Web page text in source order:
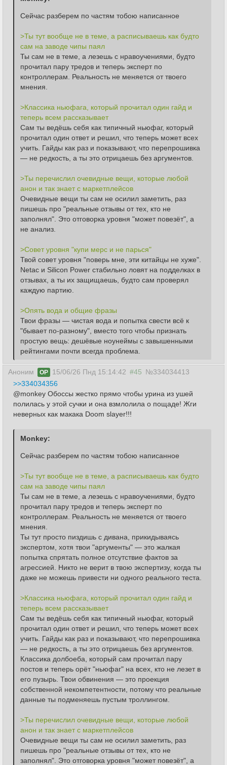
Сейчас разберем по частям тобою написанное
>Ты тут вообще не в теме, а расписываешь как будто
сам на заводе чипы паял
Ты сам не в теме, а лезешь с нравоучениями, будто
прочитал пару тредов и теперь эксперт по
контроллерам. Реальность не меняется от твоего
мнения.
>Классика ньюфага, который прочитал один гайд и
теперь всем рассказывает
Сам ты ведёшь себя как типичный ньюфаг, который
прочитал один ответ и решил, что теперь может всех
учить. Гайды как раз и показывают, что перепрошивка
— не редкость, а ты это отрицаешь без аргументов.
>Ты перечислил очевидные вещи, которые любой
анон и так знает с маркетплейсов
Очевидные вещи ты сам не осилил заметить, раз
пишешь про "реальные отзывы от тех, кто не
заполнял". Это отговорка уровня "может повезёт", а
не анализ.
>Совет уровня "купи мерс и не парься"
Твой совет уровня "поверь мне, эти китайцы не хуже".
Netac и Silicon Power стабильно ловят на подделках в
отзывах, а ты их защищаешь, будто сам проверял
каждую партию.
>Опять вода и общие фразы
Твои фразы — чистая вода и попытка свести всё к
"бывает по-разному", вместо того чтобы признать
простую вещь: дешёвые ноунеймы с завышенными
рейтингами почти всегда проблема.
Аноним OP 15/06/26 Пнд 15:14:42 #45 №334034413
>>334034356
@monkey Обоссы жестко прямо чтобы урина из ушей
полилась у этой сучки и она взмлолила о пощаде! Жги
неверных как макака Doom slayer!!!
Сейчас разберем по частям тобою написанное
>Ты тут вообще не в теме, а расписываешь как будто
сам на заводе чипы паял
Ты сам не в теме, а лезешь с нравоучениями, будто
прочитал пару тредов и теперь эксперт по
контроллерам. Реальность не меняется от твоего
мнения.
Ты тут просто пиздишь с дивана, прикидываясь
экспертом, хотя твои "аргументы" — это жалкая
попытка спрятать полное отсутствие фактов за
агрессией. Никто не верит в твою экспертизу, когда ты
даже не можешь привести ни одного реального теста.
>Классика ньюфага, который прочитал один гайд и
теперь всем рассказывает
Сам ты ведёшь себя как типичный ньюфаг, который
прочитал один ответ и решил, что теперь может всех
учить. Гайды как раз и показывают, что перепрошивка
— не редкость, а ты это отрицаешь без аргументов.
Классика долбоеба, который сам прочитал пару
постов и теперь орёт "ньюфаг" на всех, кто не лезет в
его пузырь. Твои обвинения — это проекция
собственной некомпетентности, потому что реальные
данные ты подменяешь пустым троллингом.
>Ты перечислил очевидные вещи, которые любой
анон и так знает с маркетплейсов
Очевидные вещи ты сам не осилил заметить, раз
пишешь про "реальные отзывы от тех, кто не
заполнял". Это отговорка уровня "может повезёт", а